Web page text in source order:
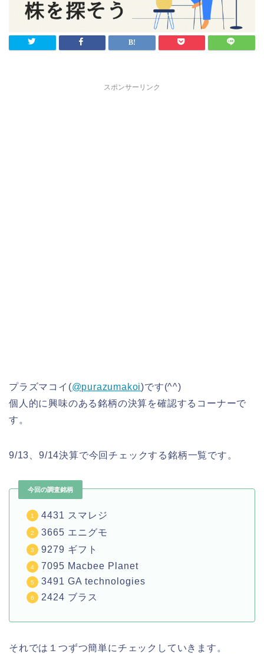
スポンサーリンク
プラズマコイ(@purazumakoi)です(^^)
個人的に興味のある銘柄の決算を確認するコーナーで
す。
9/13、9/14決算で今回チェックする銘柄一覧です。
今回の調査銘柄
4431 スマレジ
3665 エニグモ
9279 ギフト
7095 Macbee Planet
3491 GA technologies
2424 ブラス
それでは１つずつ簡単にチェックしていきます。